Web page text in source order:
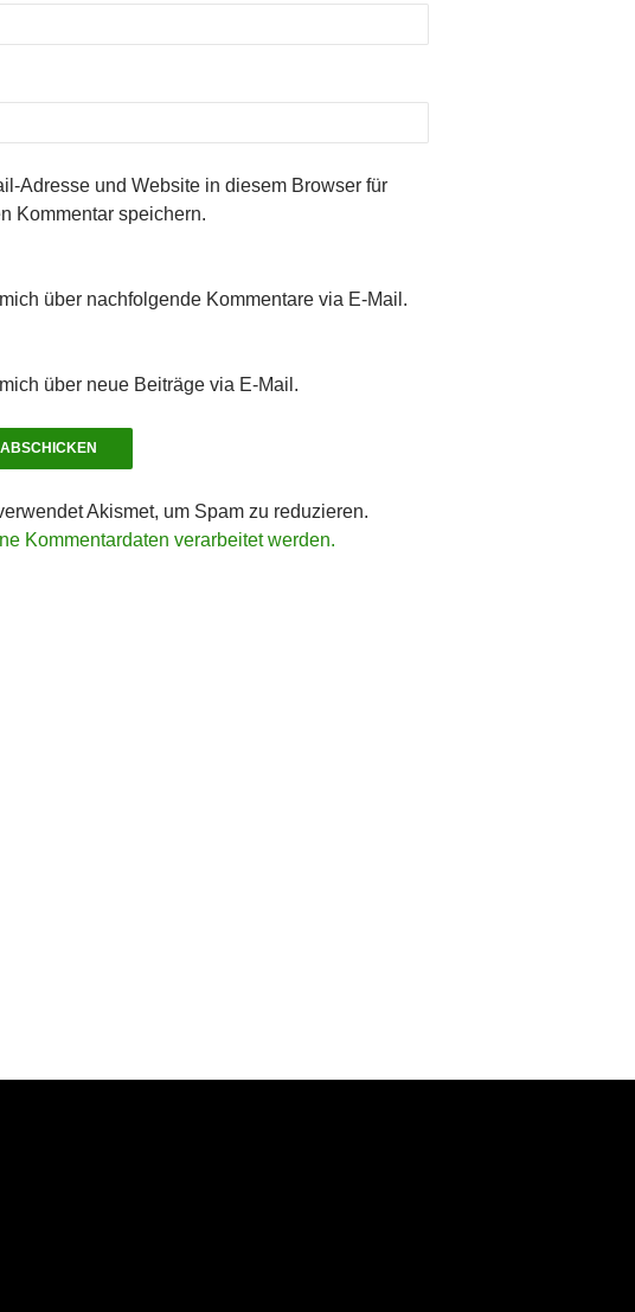
Adresse und Website in diesem Browser für
Kommentar speichern.
über nachfolgende Kommentare via E-Mail.
über neue Beiträge via E-Mail.
Akismet, um Spam zu reduzieren.
Kommentardaten verarbeitet werden.